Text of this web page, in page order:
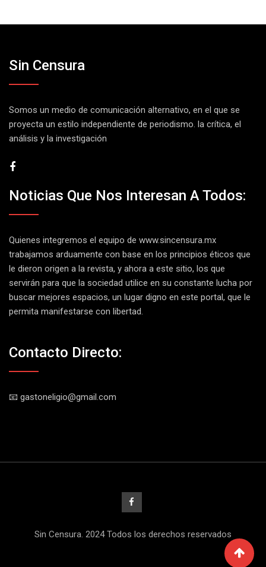
Sin Censura
Somos un medio de comunicación alternativo, en el que se
proyecta un estilo independiente de periodismo. la crítica, el
análisis y la investigación
Noticias Que Nos Interesan A Todos:
Quienes integremos el equipo de www.sincensura.mx
trabajamos arduamente con base en los principios éticos que
le dieron origen a la revista, y ahora a este sitio, los que
servirán para que la sociedad utilice en su constante lucha por
buscar mejores espacios, un lugar digno en este portal, que le
permita manifestarse con libertad.
Contacto Directo:
📧 gastoneligio@gmail.com
Sin Censura. 2024 Todos los derechos reservados